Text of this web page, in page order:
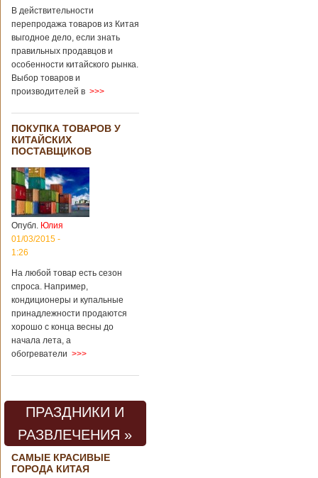
В действительности
перепродажа товаров из Китая
выгодное дело, если знать
правильных продавцов и
особенности китайского рынка.
Выбор товаров и
производителей в >>>
ПОКУПКА ТОВАРОВ У
КИТАЙСКИХ
ПОСТАВЩИКОВ
Опубл. Юлия
01/03/2015 -
1:26
На любой товар есть сезон
спроса. Например,
кондиционеры и купальные
принадлежности продаются
хорошо с конца весны до
начала лета, а
обогреватели >>>
ПРАЗДНИКИ И
РАЗВЛЕЧЕНИЯ »
САМЫЕ КРАСИВЫЕ
ГОРОДА КИТАЯ